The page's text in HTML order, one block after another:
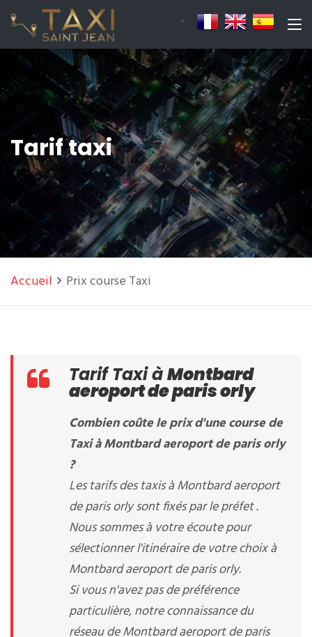
Tarif taxi
Accueil Prix course Taxi
Tarif Taxi àMontbard
aeroport de paris orly
Combien coûte le prix d'une course de
Taxi à Montbard aeroport de paris orly
?
Les tarifs des taxis à Montbard aeroport
de paris orly sont fixés par le préfet .
Nous sommes à votre écoute pour
sélectionner l'itinéraire de votre choix à
Montbard aeroport de paris orly.
Si vous n'avez pas de préférence
particulière, notre connaissance du
réseau de Montbard aeroport de paris